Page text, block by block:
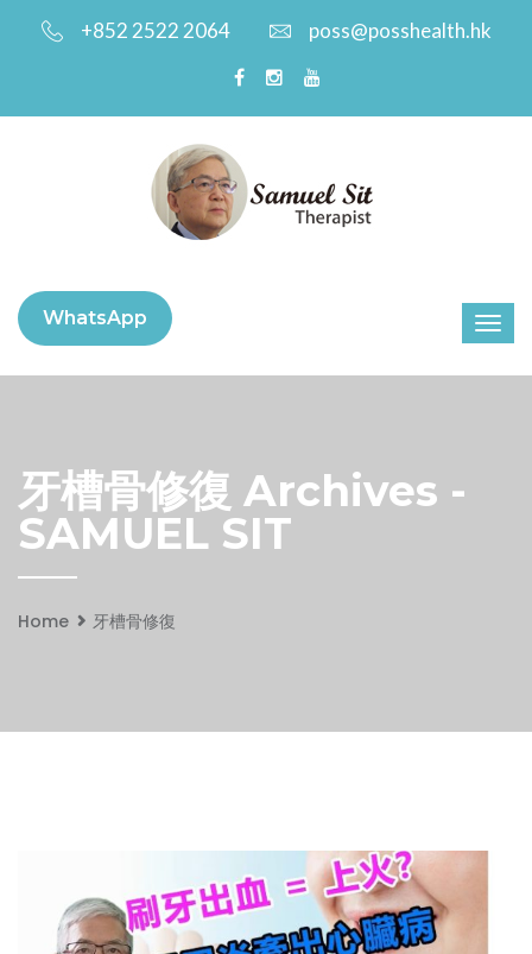
+852 2522 2064 poss@posshealth.hk
WhatsApp
牙槽骨修復 Archives -
SAMUEL SIT
Home 牙槽骨修復